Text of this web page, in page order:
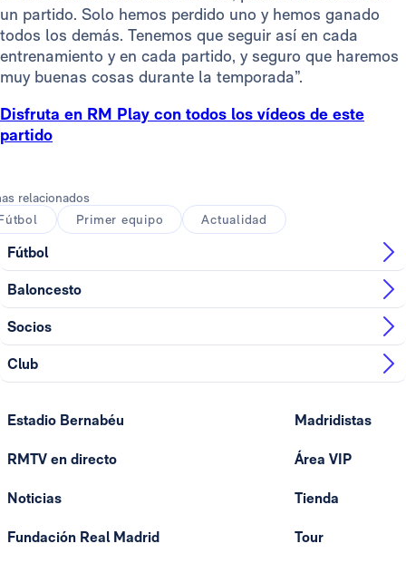
un partido. Solo hemos perdido uno y hemos ganado
todos los demás. Tenemos que seguir así en cada
entrenamiento y en cada partido, y seguro que haremos
muy buenas cosas durante la temporada”.
Disfruta en RM Play con todos los vídeos de este
partido
relacionados
Primer equipo Actualidad
Fútbol
Baloncesto
Socios
Club
Estadio Bernabéu
RMTV en directo
Noticias
Fundación Real Madrid
Madridistas
Área VIP
Tienda
Tour